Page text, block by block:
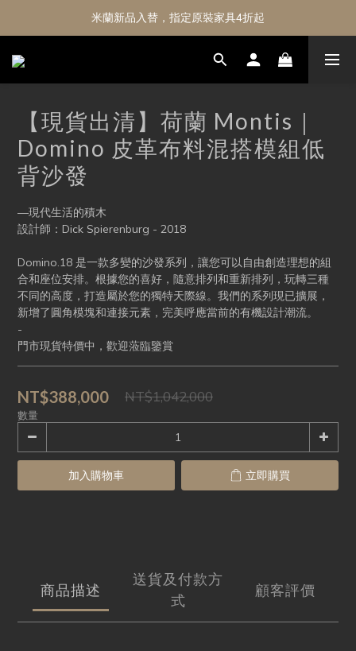
米蘭新品入替，指定原裝家具4折起
【現貨出清】荷蘭 Montis｜
Domino 皮革布料混搭模組低
背沙發
—現代生活的積木
設計師：Dick Spierenburg - 2018
Domino.18 是一款多變的沙發系列，讓您可以自由創造理想的組
合和座位安排。根據您的喜好，隨意排列和重新排列，玩轉三種
不同的高度，打造屬於您的獨特天際線。我們的系列現已擴展，
新增了圓角模塊和連接元素，完美呼應當前的有機設計潮流。
-
門市現貨特價中，歡迎蒞臨鑒賞
NT$388,000 NT$1,042,000
數量
加入購物車 立即購買
商品描述
送貨及付款方
式
顧客評價